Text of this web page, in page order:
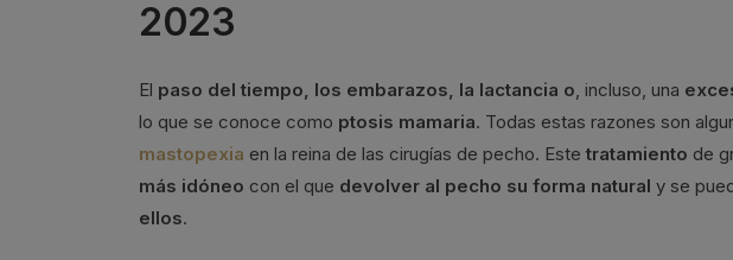
2023
El paso del tiempo, los embarazos, la lactancia o, incluso, una
lo que se conoce como ptosis mamaria. Todas estas razones son
mastopexia en la reina de las cirugías de pecho. Este tratamiento de
más idóneo con el que devolver al pecho su forma natural y se
ellos.